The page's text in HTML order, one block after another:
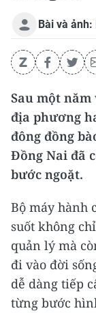
Bài và
Sau một
địa phương
đông đồng
Đồng Nai đã
bước ngoặt.
Bộ máy hành
suốt không
quản lý mà
đi vào đời
dễ dàng tiếp
từng bước